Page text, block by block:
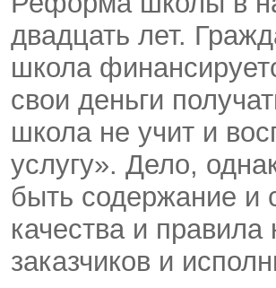
двадцать лет.
школа
свои деньги
школа не учит и
услугу». Дело,
быть содержание и
качества и правила
заказчиков и